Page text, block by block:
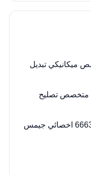
ميكانيكي تبديل
متخصص تصليح